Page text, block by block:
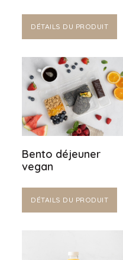
DÉTAILS DU PRODUIT
Bento déjeuner
vegan
DÉTAILS DU PRODUIT